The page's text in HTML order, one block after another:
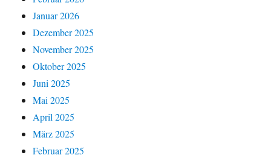
Januar 2026
Dezember 2025
November 2025
Oktober 2025
Juni 2025
Mai 2025
April 2025
März 2025
Februar 2025